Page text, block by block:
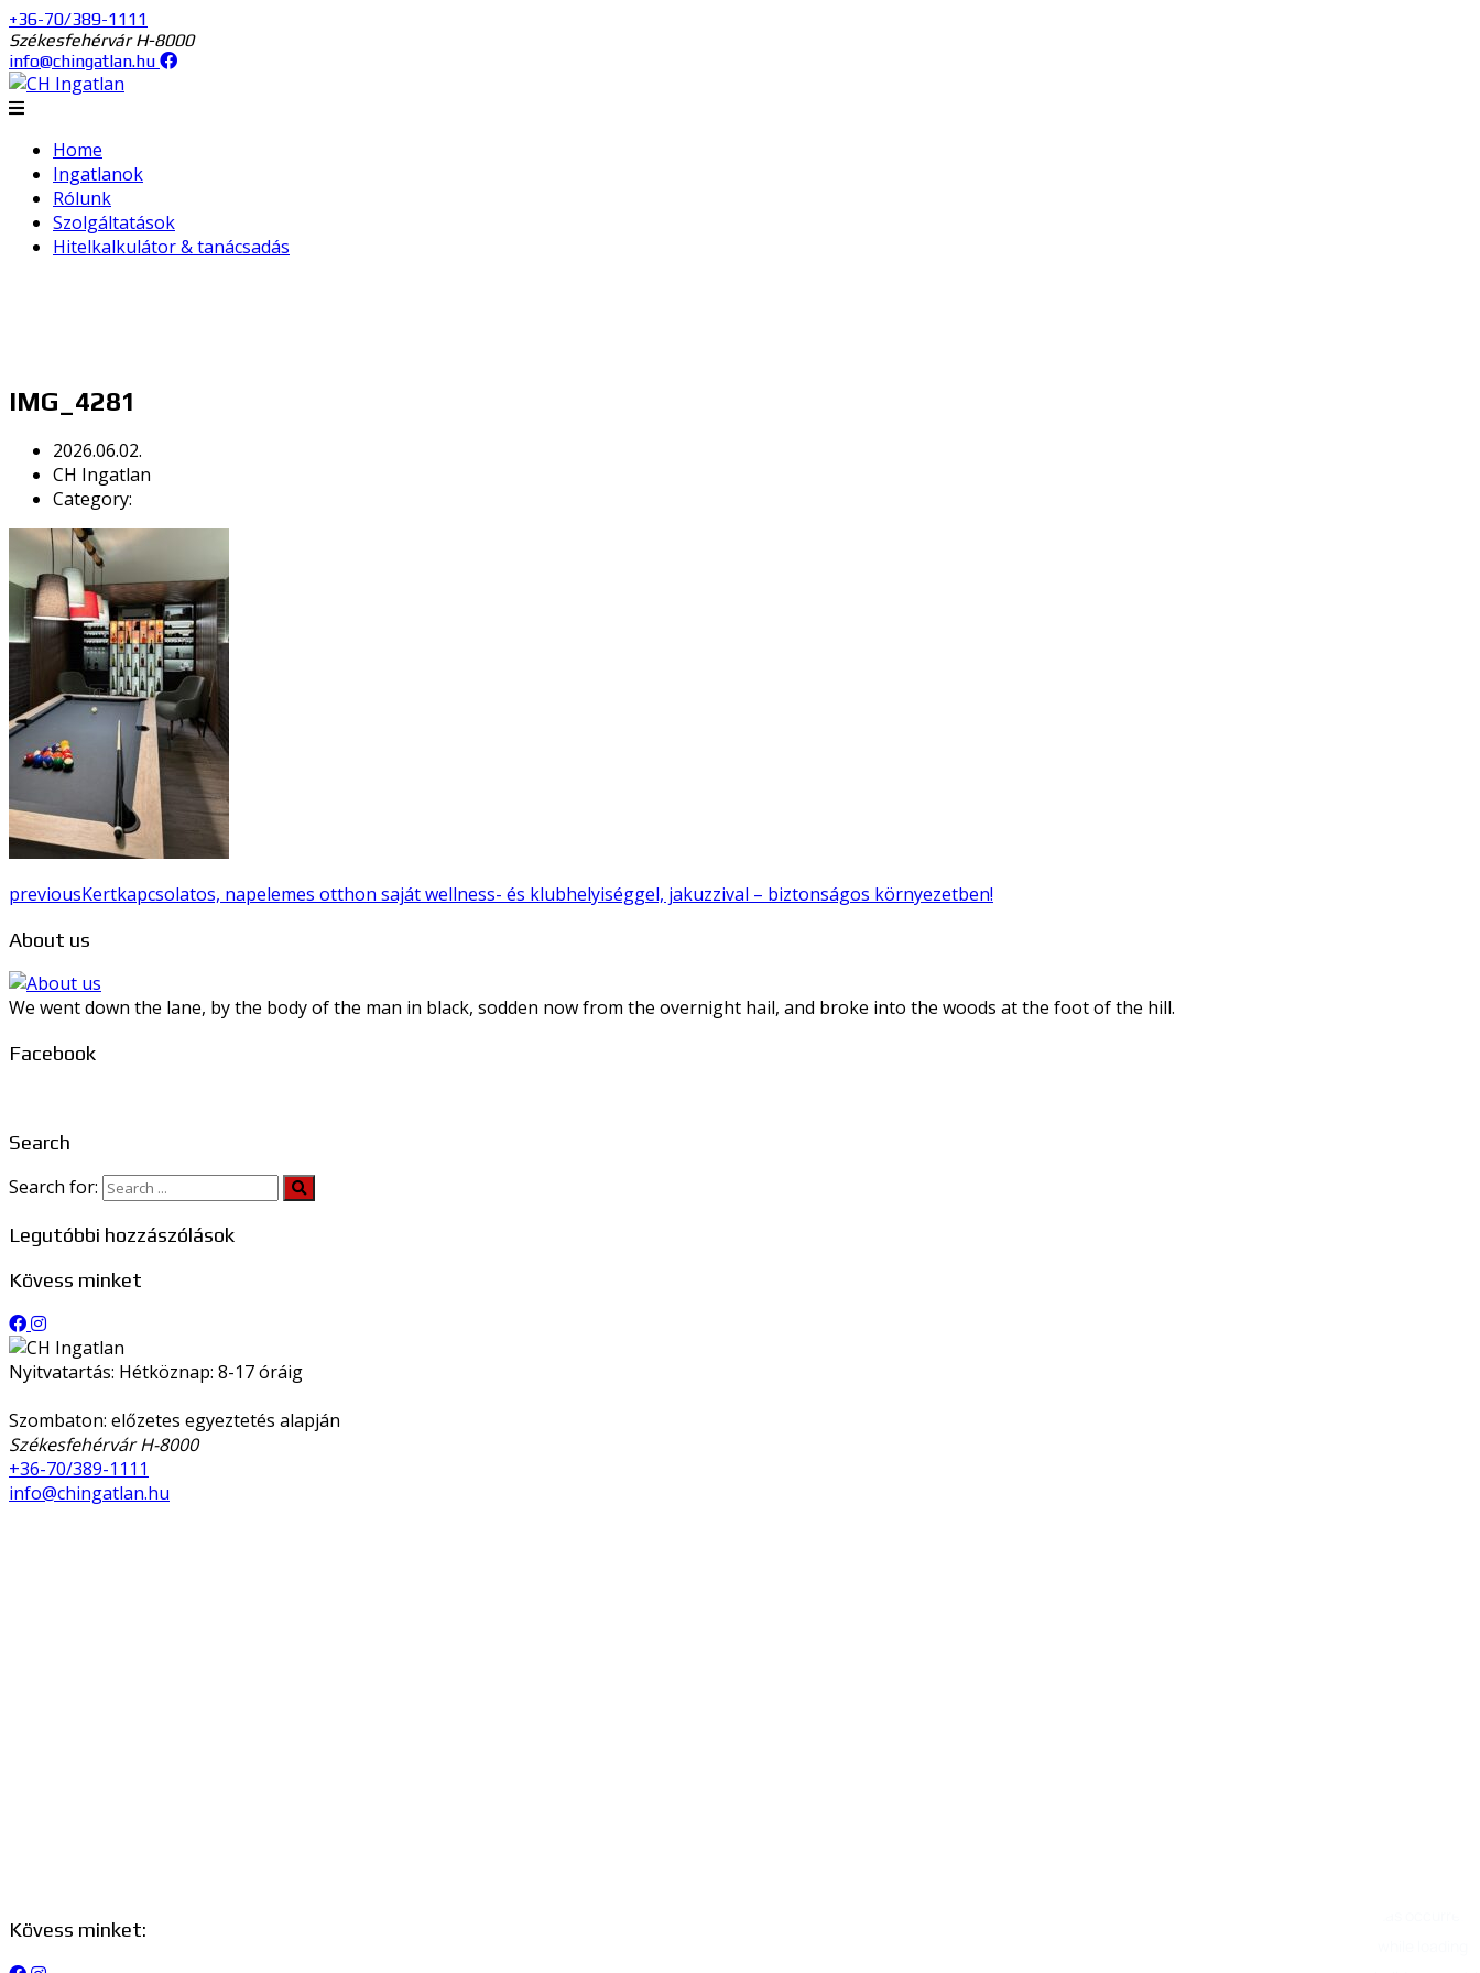
+36-70/389-1111
Székesfehérvár H-8000
info@chingatlan.hu
Home
Ingatlanok
Rólunk
Szolgáltatások
Hitelkalkulátor & tanácsadás
IMG_4281
2026.06.02.
CH Ingatlan
Category:
previousKertkapcsolatos, napelemes otthon saját wellness- és klubhelyiséggel, jakuzzival – biztonságos környezetben!
About us
We went down the lane, by the body of the man in black, sodden now from the overnight hail, and broke into the woods at the foot of the hill.
Facebook
Search
Search for:
Legutóbbi hozzászólások
Kövess minket
Nyitvatartás: Hétköznap: 8-17 óráig
Szombaton: előzetes egyeztetés alapján
Székesfehérvár H-8000
+36-70/389-1111
info@chingatlan.hu
Kövess minket: